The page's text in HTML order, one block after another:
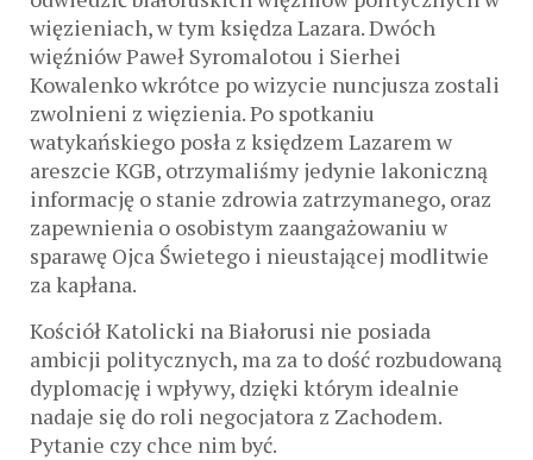
więzieniach, w tym księdza Lazara. Dwóch
więźniów Paweł Syromalotou i Sierhei
Kowalenko wkrótce po wizycie nuncjusza zostali
zwolnieni z więzienia. Po spotkaniu
watykańskiego posła z księdzem Lazarem w
areszcie KGB, otrzymaliśmy jedynie lakoniczną
informację o stanie zdrowia zatrzymanego, oraz
zapewnienia o osobistym zaangażowaniu w
sparawę Ojca Świetego i nieustającej modlitwie
za kapłana.
Kościół Katolicki na Białorusi nie posiada
ambicji politycznych, ma za to dość rozbudowaną
dyplomację i wpływy, dzięki którym idealnie
nadaje się do roli negocjatora z Zachodem.
Pytanie czy chce nim być.